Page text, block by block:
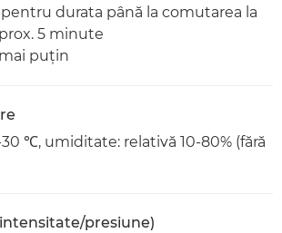
durata până la comutarea la
5 minute
puţin
30 ℃, umiditate: relativă 10-80% (fără
presiune)